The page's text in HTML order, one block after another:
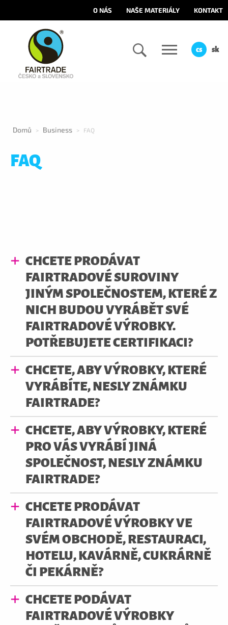
O NÁS NAŠE MATERIÁLY KONTAKT
cs sk
Domů > Business > FAQ
FAQ
CHCETE PRODÁVAT
FAIRTRADOVÉ SUROVINY
JINÝM SPOLEČNOSTEM, KTERÉ Z
NICH BUDOU VYRÁBĚT SVÉ
FAIRTRADOVÉ VÝROBKY.
POTŘEBUJETE CERTIFIKACI?
CHCETE, ABY VÝROBKY, KTERÉ
VYRÁBÍTE, NESLY ZNÁMKU
FAIRTRADE?
CHCETE, ABY VÝROBKY, KTERÉ
PRO VÁS VYRÁBÍ JINÁ
SPOLEČNOST, NESLY ZNÁMKU
FAIRTRADE?
CHCETE PRODÁVAT
FAIRTRADOVÉ VÝROBKY VE
SVÉM OBCHODĚ, RESTAURACI,
HOTELU, KAVÁRNĚ, CUKRÁRNĚ
ČI PEKÁRNĚ?
CHCETE PODÁVAT
FAIRTRADOVÉ VÝROBKY